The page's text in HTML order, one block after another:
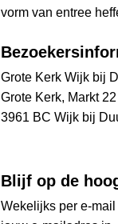
vorm van entree
Grote Kerk Wijk bij
Grote Kerk, Markt 22
3961 BC Wijk bij
Blijf op de
Wekelijks per e-